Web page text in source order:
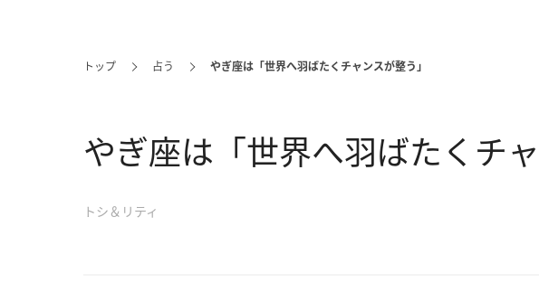
トップ 占う やぎ座は「世界へ羽ばたくチャンスが整う」
やぎ座は「世界へ羽ばたくチャ
トシ＆リティ